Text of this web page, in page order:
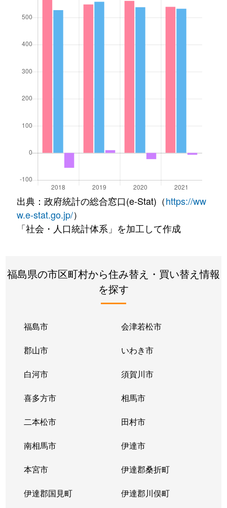
出典：政府統計の総合窓口(e-Stat)（https://ww
w.e-stat.go.jp/）
「社会・人口統計体系」を加工して作成
福島県の市区町村から住み替え・買い替え情報
を探す
福島市 会津若松市
郡山市 いわき市
白河市 須賀川市
喜多方市 相馬市
二本松市 田村市
南相馬市 伊達市
本宮市 伊達郡桑折町
伊達郡国見町 伊達郡川俣町